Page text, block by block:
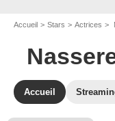
Accueil Stars Actrices
Accueil